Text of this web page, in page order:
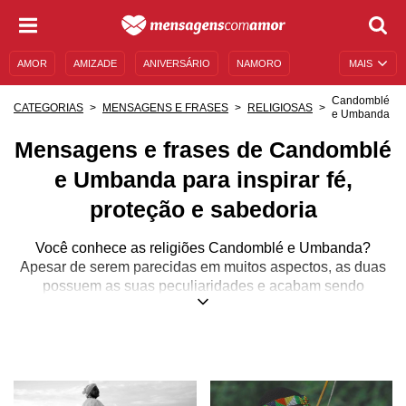
MAIS
AMOR AMIZADE ANIVERSÁRIO NAMORO
FAMOSOS BÍBLIA
CATEGORIAS MENSAGENS E FRASES RELIGIOSAS
Candomblé
e Umbanda
Mensagens e frases de Candomblé
e Umbanda para inspirar fé,
proteção e sabedoria
Você conhece as religiões Candomblé e Umbanda?
Apesar de serem parecidas em muitos aspectos, as duas
possuem as suas peculiaridades e acabam sendo
diferentes em suas próprias vertentes. Algumas
venham a pensar que sejam a mesma coisa.